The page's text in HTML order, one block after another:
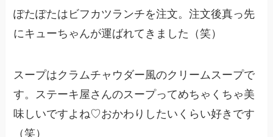
ぽたぽたはビフカツランチを注文。注文後真っ先
にキューちゃんが運ばれてきました（笑）
スープはクラムチャウダー風のクリームスープで
す。ステーキ屋さんのスープってめちゃくちゃ美
味しいですよね♡おかわりしたいくらい好きです
（笑）